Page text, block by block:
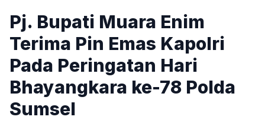
Pj. Bupati Muara Enim
Terima Pin Emas Kapolri
Pada Peringatan Hari
Bhayangkara ke-78 Polda
Sumsel